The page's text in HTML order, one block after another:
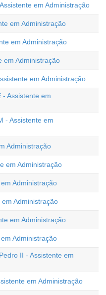
em Administração
em Administração
em Administração
em Administração
em Administração
- Assistente em
- Assistente em
Administração
em Administração
Administração
Administração
em Administração
Administração
II - Assistente em
em Administração